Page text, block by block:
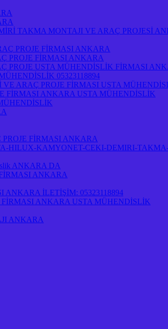
TAKMA MONTAJI VE ARAÇ PROJESİ
PROJE FİRMASI ANKARA
PROJE FİRMASI ANKARA
PROJE USTA MÜHENDİSLİK FİRMASI
05323118894
ARAÇ PROJE FİRMASI USTA
FİRMASI ANKARA USTA MÜHENDİSLİK
FİRMASI ANKARA
HILUX-KAMYONET-CEKI-DEMIRI-
ANKARA DA
ANKARA
İLETİŞİM: 05323118894
ANKARA USTA MÜHENDİSLİK
ANKARA